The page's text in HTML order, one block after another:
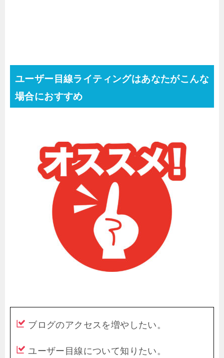
ユーザー目線ライティングはあなたがこんな
場合におすすめ
ブログのアクセスを増やしたい。
ユーザー目線について知りたい。